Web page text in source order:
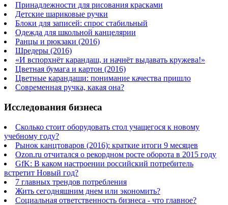
Принадлежности для рисования красками
Детские шариковые ручки
Блоки для записей: спрос стабильный
Одежда для школьной канцелярии
Ранцы и рюкзаки (2016)
Шредеры (2016)
«И вспорхнёт карандаш, и начнёт выдавать кружева!»
Цветная бумага и картон (2016)
Цветные карандаши: понимание качества пришло
Современная ручка, какая она?
Исследования бизнеса
Сколько стоит оборудовать стол учащегося к новому
учебному году?
Рынок канцтоваров (2016): краткие итоги 9 месяцев
Ozon.ru отчитался о рекордном росте оборота в 2015 году
GfK: В каком настроении российский потребитель
встретит Новый год?
7 главных трендов потребления
Жить сегодняшним днем или экономить?
Социальная ответственность бизнеса - что главное?